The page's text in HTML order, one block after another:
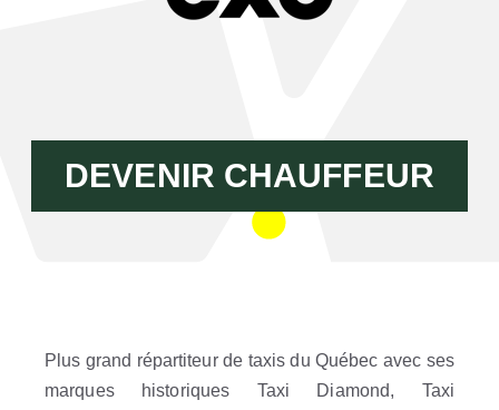
DEVENIR CHAUFFEUR
Plus grand répartiteur de taxis du Québec avec ses
marques historiques Taxi Diamond, Taxi